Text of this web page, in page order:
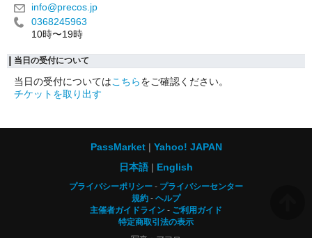
info@precos.jp
0368245963
10時〜19時
当日の受付について
当日の受付についてはこちらをご確認ください。
チケットを取り出す
PassMarket
Yahoo! JAPAN
日本語
English
プライバシーポリシー
プライバシーセンター
規約
ヘルプ
主催者ガイドライン
ご利用ガイド
特定商取引法の表示